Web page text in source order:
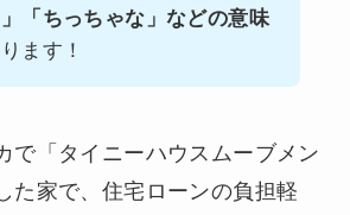
「ちっちゃな」などの意味
ます！
で「タイニーハウスムーブメン
た家で、住宅ローンの負担軽